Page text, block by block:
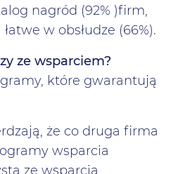
nagród (92% )firm,
w obsłudze (66%).
ze wsparciem?
które gwarantują
że co druga firma
wsparcia
ze wsparcia